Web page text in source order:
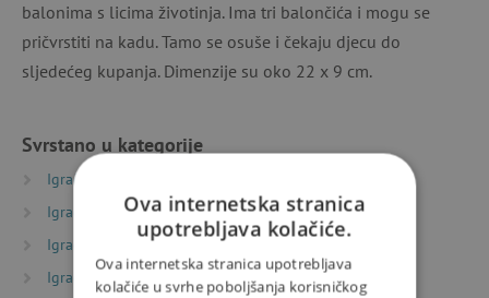
balonima s licima životinja. Ima tri balončića i mogu se
pričvrstiti na kadu. Tamo se osuše i čekaju djecu do
sljedećeg kupanja. Dimenzije su oko 22 x 9 cm.
Svrstano u kategorije
Igračke prema vrsti
Igračke prema starosti
Igračke i oprema za bebe
Igračke prema starosti
Igračke prema starosti
Igre i igračke za djecu od 2
Ova internetska stranica
upotrebljava kolačiće.
Ova internetska stranica upotrebljava
kolačiće u svrhe poboljšanja korisničkog